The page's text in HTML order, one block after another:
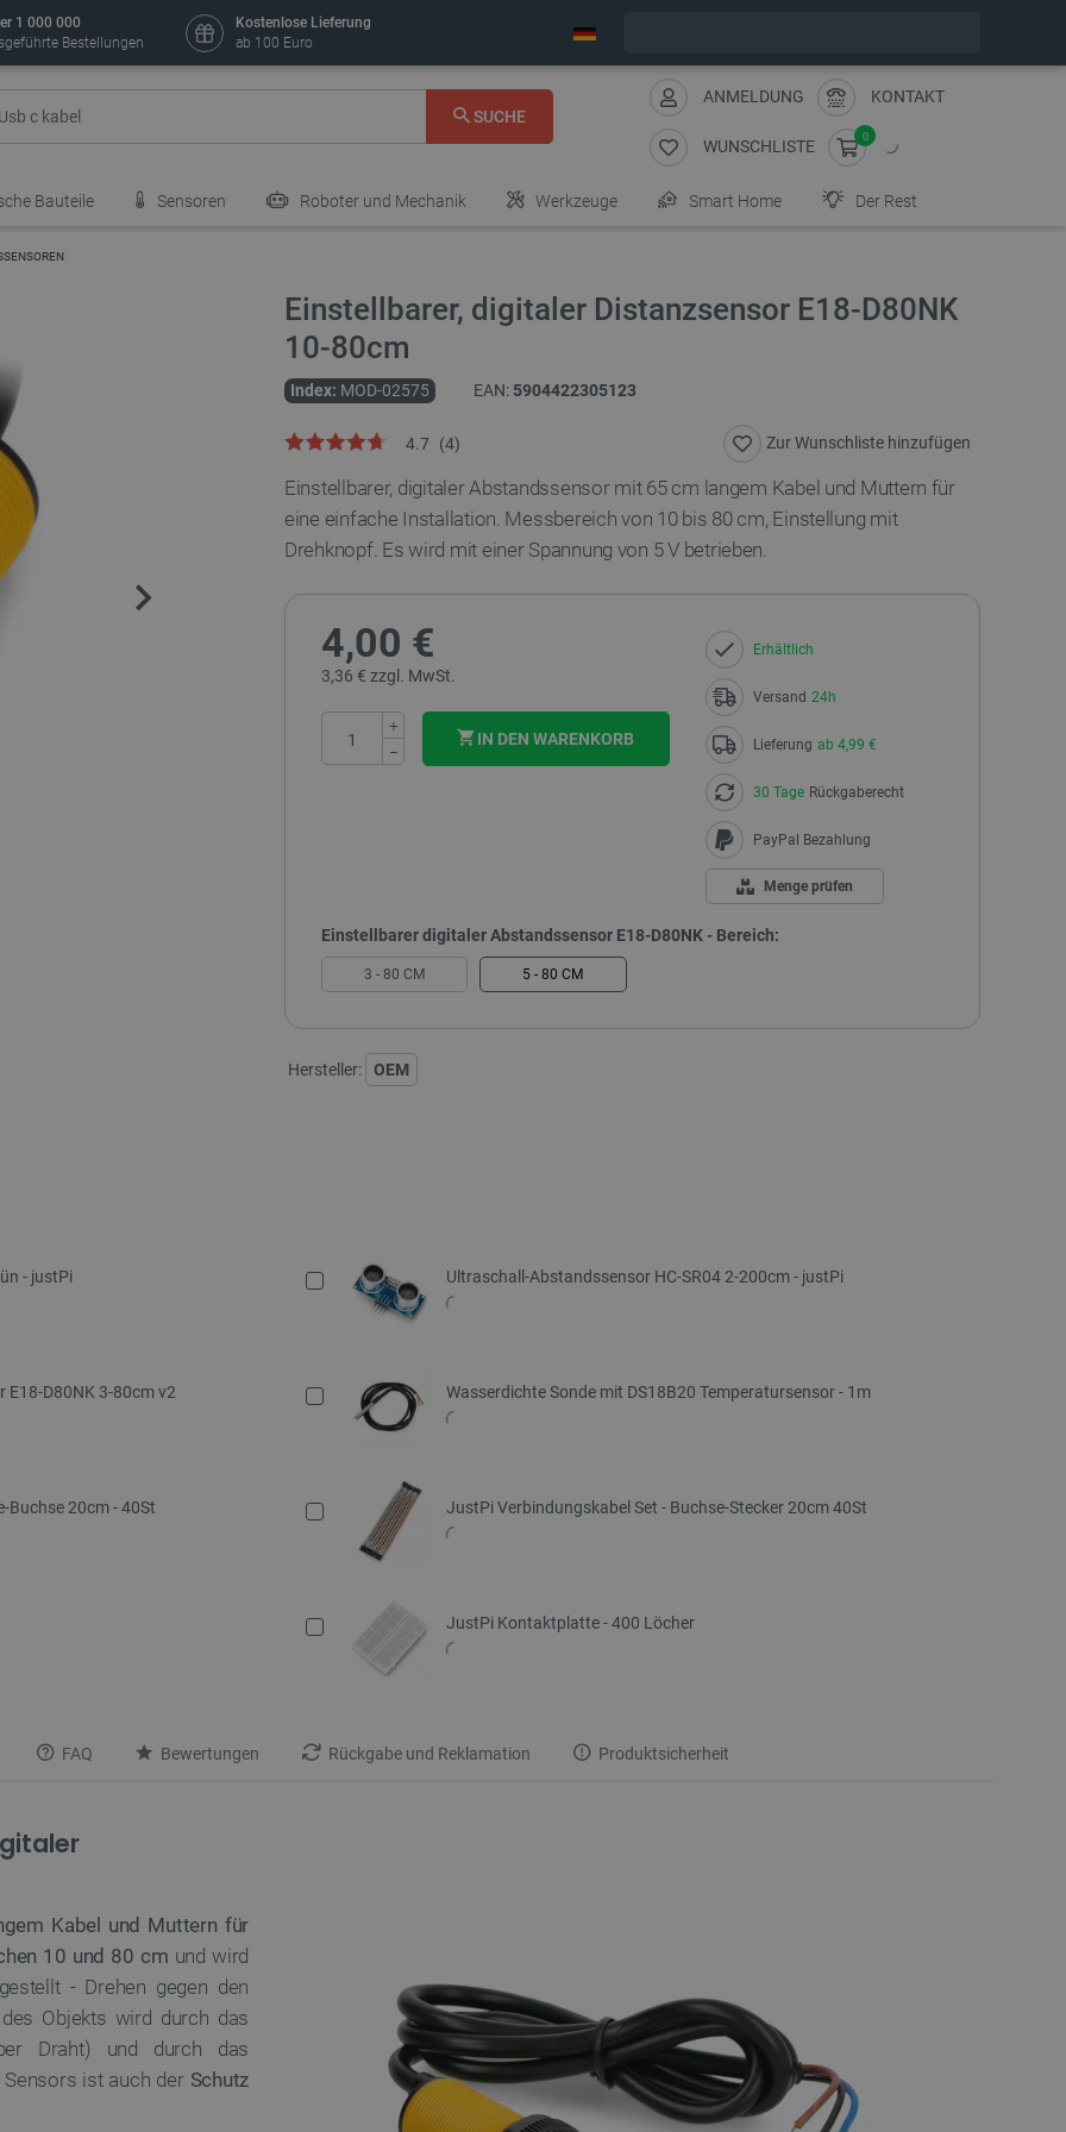
1 000 000
Bestellungen
Kostenlose Lieferung
ab 100 Euro
SUCHE
ANMELDUNG KONTAKT
WUNSCHLISTE
0
Bauteile Sensoren Roboter und Mechanik Werkzeuge Smart Home Der Rest
Einstellbarer, digitaler Distanzsensor E18-D80NK
10-80cm
Index: MOD-02575 EAN: 5904422305123
4.7 (4) Zur Wunschliste hinzufügen
Einstellbarer, digitaler Abstandssensor mit 65 cm langem Kabel und Muttern für
eine einfache Installation. Messbereich von 10 bis 80 cm, Einstellung mit
Drehknopf. Es wird mit einer Spannung von 5 V betrieben.
4,00 €
3,36 € zzgl. MwSt.
+
−
IN DEN WARENKORB
Erhältlich
Versand 24h
Lieferung ab 4,99 €
30 Tage Rückgaberecht
PayPal Bezahlung
Menge prüfen
Einstellbarer digitaler Abstandssensor E18-D80NK - Bereich:
3 - 80 CM 5 - 80 CM
Hersteller: OEM
- justPi Ultraschall-Abstandssensor HC-SR04 2-200cm - justPi
D80NK 3-80cm v2 Wasserdichte Sonde mit DS18B20 Temperatursensor - 1m
Buchse 20cm - 40St JustPi Verbindungskabel Set - Buchse-Stecker 20cm 40St
JustPi Kontaktplatte - 400 Löcher
FAQ Bewertungen Rückgabe und Reklamation Produktsicherheit
Kabel und Muttern für
10 und 80 cm und wird
- Drehen gegen den
Objekts wird durch das
Draht) und durch das
ist auch der Schutz